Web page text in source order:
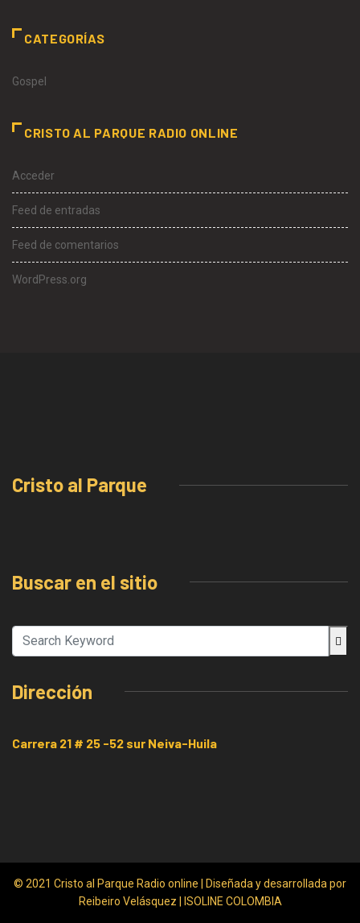
CATEGORÍAS
Gospel
CRISTO AL PARQUE RADIO ONLINE
Acceder
Feed de entradas
Feed de comentarios
WordPress.org
Cristo al Parque
Buscar en el sitio
Dirección
Carrera 21 # 25 -52 sur Neiva-Huila
© 2021 Cristo al Parque Radio online | Diseñada y desarrollada por
Reibeiro Velásquez | ISOLINE COLOMBIA